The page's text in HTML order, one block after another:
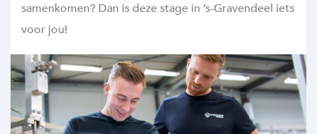
samenkomen? Dan is deze stage in ’s-Gravendeel iets
voor jou!